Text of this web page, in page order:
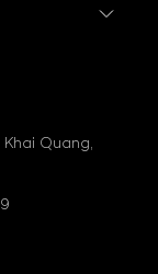
Quang,